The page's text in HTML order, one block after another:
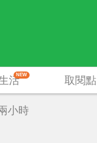
活NEW 取閱點
小時